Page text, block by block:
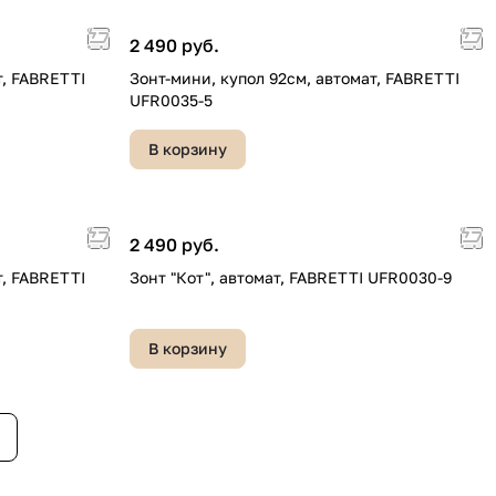
FABRETTI
2 490 руб.
Зонт-мини, купол 92см, автомат, FABRETTI
UFR0035-5
В корзину
FABRETTI
2 490 руб.
Зонт "Кот", автомат, FABRETTI UFR0030-9
В корзину